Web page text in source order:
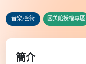
音樂/藝術 國美館授權專區
簡介